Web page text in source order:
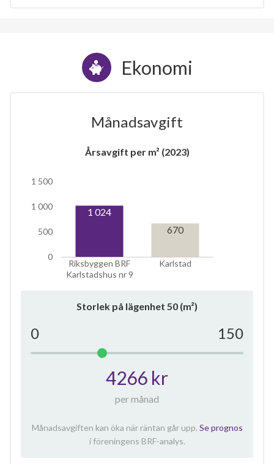
Ekonomi
Månadsavgift
Årsavgift per m² (2023)
Riksbyggen BRF
Karlstadshus nr 9
Karlstad
0
500
1 000
1 500
1 024
670
Storlek på lägenhet 50 (m²)
0 150
4266 kr
per månad
Månadsavgiften kan öka när räntan går upp. Se prognos
i föreningens BRF-analys.